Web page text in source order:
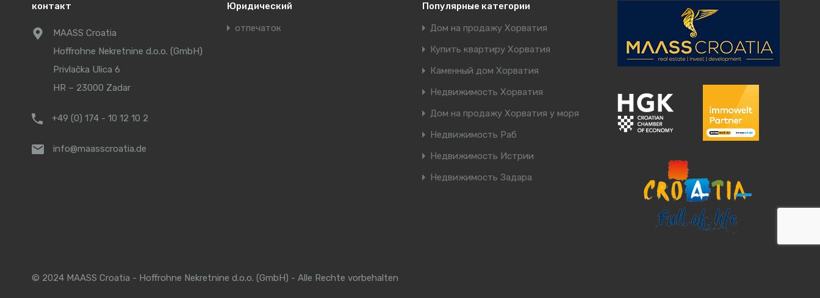
контакт
MAASS Croatia
Hoffrohne Nekretnine d.o.o. (GmbH)
Privlačka Ulica 6
HR – 23000 Zadar
+49 (0) 174 - 10 12 10 2
info@maasscroatia.de
Юридический
отпечаток
Популярные категории
Дом на продажу Хорватия
Купить квартиру Хорватия
Каменный дом Хорватия
Недвижимость Хорватия
Дом на продажу Хорватия у моря
Недвижимость Раб
Недвижимость Истрии
Недвижимость Задара
© 2024 MAASS Croatia - Hoffrohne Nekretnine d.o.o. (GmbH) - Alle Rechte vorbehalten